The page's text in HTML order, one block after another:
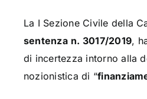
La I Sezione Civile della
sentenza n. 3017/2019,
di incertezza intorno alla
nozionistica di “